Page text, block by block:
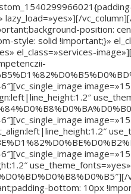
position:
solid !important;}»
el_class=»services-
bottom: 10px